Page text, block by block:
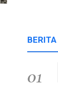
BERITA
01